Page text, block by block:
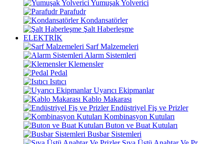
Yumuşak Yolverici
Parafudr
Kondansatörler
Şalt Haberleşme
ELEKTRİK
Sarf Malzemeleri
Alarm Sistemleri
Klemensler
Pedal
Isıtıcı
Uyarıcı Ekipmanlar
Kablo Makarası
Endüstriyel Fiş ve Prizler
Kombinasyon Kutuları
Buton ve Buat Kutuları
Busbar Sistemleri